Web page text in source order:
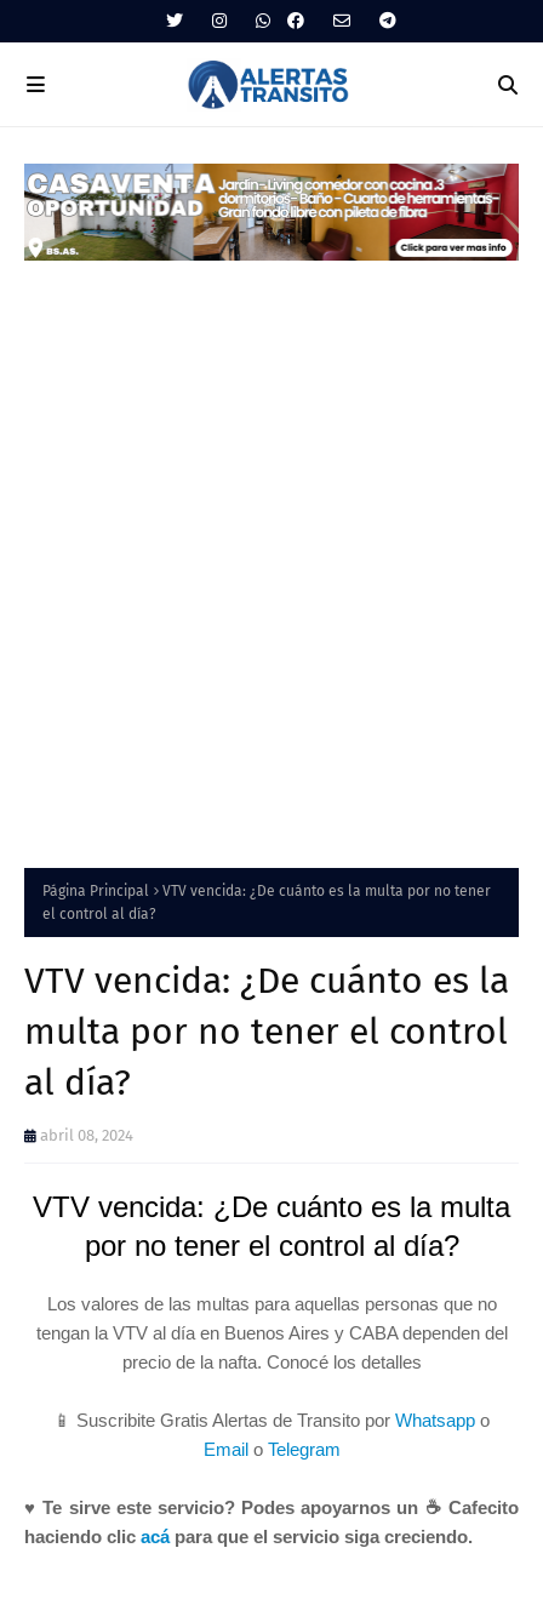
Página Principal
VTV vencida: ¿De cuánto es la multa por no tener
el control al día?
VTV vencida: ¿De cuánto es la
multa por no tener el control
al día?
abril 08, 2024
VTV vencida: ¿De cuánto es la multa
por no tener el control al día?
Los valores de las multas para aquellas personas que no
tengan la VTV al día en Buenos Aires y CABA dependen del
precio de la nafta. Conocé los detalles
📱 Suscribite Gratis Alertas de Transito por Whatsapp o
Emailo Telegram
♥ Te sirve este servicio? Podes apoyarnos un ☕ Cafecito
haciendo clic acápara que el servicio siga creciendo.